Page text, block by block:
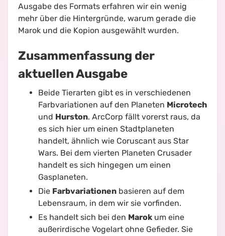
Ausgabe des Formats erfahren wir ein wenig
mehr über die Hintergründe, warum gerade die
Marok und die Kopion ausgewählt wurden.
Zusammenfassung der
aktuellen Ausgabe
Beide Tierarten gibt es in verschiedenen
Farbvariationen auf den Planeten Microtech
und Hurston. ArcCorp fällt vorerst raus, da
es sich hier um einen Stadtplaneten
handelt, ähnlich wie Coruscant aus Star
Wars. Bei dem vierten Planeten Crusader
handelt es sich hingegen um einen
Gasplaneten.
Die Farbvariationen basieren auf dem
Lebensraum, in dem wir sie vorfinden.
Es handelt sich bei den Marok um eine
außerirdische Vogelart ohne Gefieder. Sie